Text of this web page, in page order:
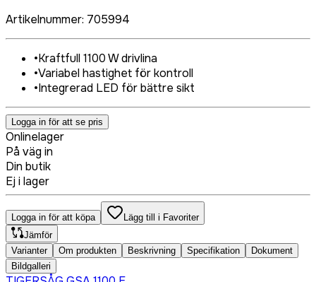
Artikelnummer: 705994
•Kraftfull 1100 W drivlina
•Variabel hastighet för kontroll
•Integrerad LED för bättre sikt
Logga in för att se pris
Onlinelager
På väg in
Din butik
Ej i lager
Logga in för att köpa
Lägg till i Favoriter
Jämför
Varianter
Om produkten Beskrivning Specifikation
Dokument
Bildgalleri